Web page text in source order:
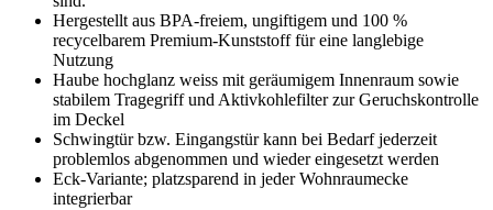
Hergestellt aus BPA-freiem, ungiftigem und 100 %
recycelbarem Premium-Kunststoff für eine langlebige
Nutzung
Haube hochglanz weiss mit geräumigem Innenraum sowie
stabilem Tragegriff und Aktivkohlefilter zur Geruchskontrolle
im Deckel
Schwingtür bzw. Eingangstür kann bei Bedarf jederzeit
problemlos abgenommen und wieder eingesetzt werden
Eck-Variante; platzsparend in jeder Wohnraumecke
integrierbar